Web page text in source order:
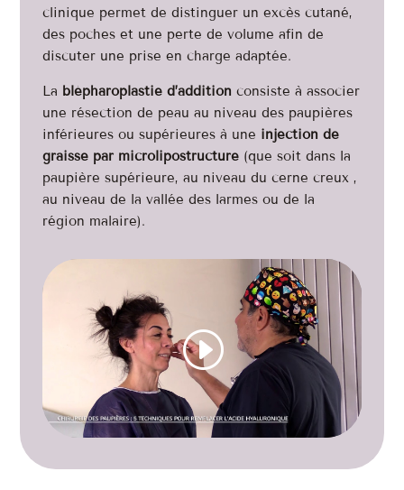
clinique permet de distinguer un excès cutané,
des poches et une perte de volume afin de
discuter une prise en charge adaptée.
La blépharoplastie d’addition consiste à associer
une résection de peau au niveau des paupières
inférieures ou supérieures à une injection de
graisse par microlipostructure (que soit dans la
paupière supérieure, au niveau du cerne creux ,
au niveau de la vallée des larmes ou de la
région malaire).
Cliquez pour accepter les cookies
marketing et activer ce contenu